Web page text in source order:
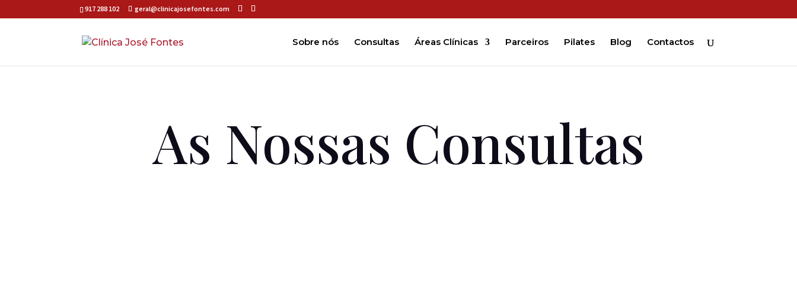
917 288 102 geral@clinicajosefontes.com
Sobre nós Consultas Áreas Clínicas Parceiros Pilates Blog Contactos
As Nossas Consultas